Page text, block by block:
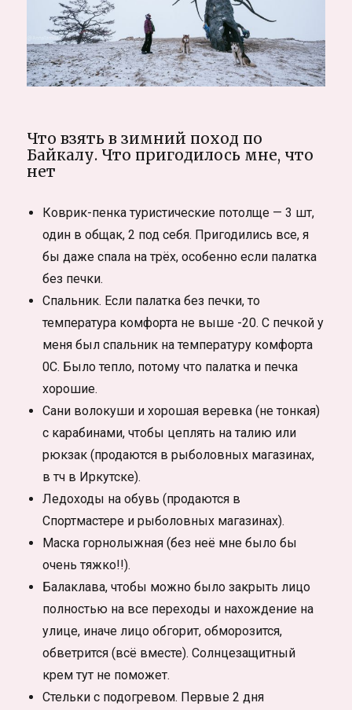
Что взять в зимний поход по
Байкалу. Что пригодилось мне, что
нет
Коврик-пенка туристические потолще — 3 шт,
один в общак, 2 под себя. Пригодились все, я
бы даже спала на трёх, особенно если палатка
без печки.
Спальник. Если палатка без печки, то
температура комфорта не выше -20. С печкой у
меня был спальник на температуру комфорта
0С. Было тепло, потому что палатка и печка
хорошие.
Сани волокуши и хорошая веревка (не тонкая)
с карабинами, чтобы цеплять на талию или
рюкзак (продаются в рыболовных магазинах,
в тч в Иркутске).
Ледоходы на обувь (продаются в
Спортмастере и рыболовных магазинах).
Маска горнолыжная (без неё мне было бы
очень тяжко!!).
Балаклава, чтобы можно было закрыть лицо
полностью на все переходы и нахождение на
улице, иначе лицо обгорит, обморозится,
обветрится (всё вместе). Солнцезащитный
крем тут не поможет.
Стельки с подогревом. Первые 2 дня